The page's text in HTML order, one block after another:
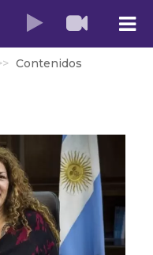
Contenidos